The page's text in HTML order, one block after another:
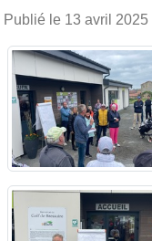
Publié le 13 avril 2025